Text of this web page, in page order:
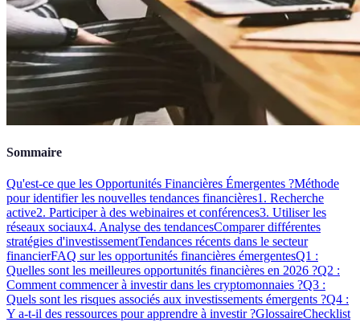
Sommaire
Qu'est-ce que les Opportunités Financières Émergentes ?Méthode
pour identifier les nouvelles tendances financières1. Recherche
active2. Participer à des webinaires et conférences3. Utiliser les
réseaux sociaux4. Analyse des tendancesComparer différentes
stratégies d'investissementTendances récents dans le secteur
financierFAQ sur les opportunités financières émergentesQ1 :
Quelles sont les meilleures opportunités financières en 2026 ?Q2 :
Comment commencer à investir dans les cryptomonnaies ?Q3 :
Quels sont les risques associés aux investissements émergents ?Q4 :
Y a-t-il des ressources pour apprendre à investir ?GlossaireChecklist